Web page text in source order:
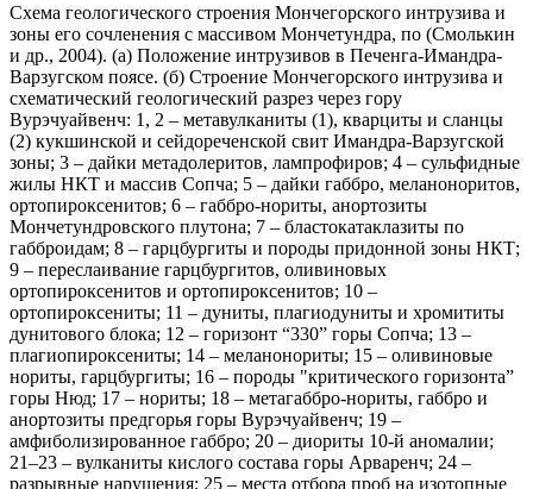
Схема геологического строения Мончегорского интрузива и
зоны его сочленения с массивом Мончетундра, по (Смолькин
и др., 2004). (а) Положение интрузивов в Печенга-Имандра-
Варзугском поясе. (б) Строение Мончегорского интрузива и
схематический геологический разрез через гору
Вурэчуайвенч: 1, 2 – метавулканиты (1), кварциты и сланцы
(2) кукшинской и сейдореченской свит Имандра-Варзугской
зоны; 3 – дайки метадолеритов, лампрофиров; 4 – сульфидные
жилы НКТ и массив Сопча; 5 – дайки габбро, меланоноритов,
ортопироксенитов; 6 – габбро-нориты, анортозиты
Мончетундровского плутона; 7 – бластокатаклазиты по
габброидам; 8 – гарцбургиты и породы придонной зоны НКТ;
9 – переслаивание гарцбургитов, оливиновых
ортопироксенитов и ортопироксенитов; 10 –
ортопироксениты; 11 – дуниты, плагиодуниты и хромититы
дунитового блока; 12 – горизонт “330” горы Сопча; 13 –
плагиопироксениты; 14 – меланонориты; 15 – оливиновые
нориты, гарцбургиты; 16 – породы "критического горизонта”
горы Нюд; 17 – нориты; 18 – метагаббро-нориты, габбро и
анортозиты предгорья горы Вурэчуайвенч; 19 –
амфиболизированное габбро; 20 – диориты 10-й аномалии;
21–23 – вулканиты кислого состава горы Арваренч; 24 –
разрывные нарушения; 25 – места отбора проб на изотопные